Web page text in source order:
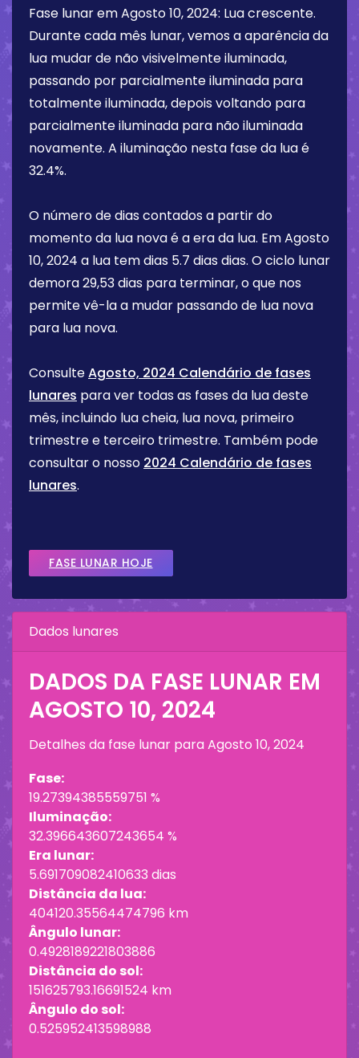
Fase lunar emAgosto 10, 2024: Lua crescente.
Durante cada mês lunar, vemos a aparência da
lua mudar de não visivelmente iluminada,
passando por parcialmente iluminada para
totalmente iluminada, depois voltando para
parcialmente iluminada para não iluminada
novamente. A iluminação nesta fase da lua é
32.4%.
O número de dias contados a partir do
momento da lua nova é a era da lua. EmAgosto
10, 2024 a lua tem dias 5.7 dias dias. O ciclo lunar
demora 29,53 dias para terminar, o que nos
permite vê-la a mudar passando de lua nova
para lua nova.
ConsulteAgosto, 2024 Calendário de fases
lunares para ver todas as fases da lua deste
mês, incluindo lua cheia, lua nova, primeiro
trimestre e terceiro trimestre. Também pode
consultar o nosso 2024 Calendário de fases
lunares.
FASE LUNAR HOJE
Dados lunares
DADOS DA FASE LUNAR EM
AGOSTO 10, 2024
Detalhes da fase lunar paraAgosto 10, 2024
Fase:
19.27394385559751 %
Iluminação:
32.396643607243654 %
Era lunar:
5.691709082410633 dias
Distância da lua:
404120.35564474796 km
Ângulo lunar:
0.4928189221803886
Distância do sol:
151625793.16691524 km
Ângulo do sol:
0.525952413598988